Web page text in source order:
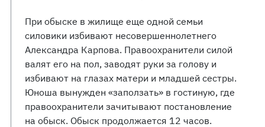
При обыске в жилище еще одной семьи
силовики избивают несовершеннолетнего
Александра Карпова. Правоохранители силой
валят его на пол, заводят руки за голову и
избивают на глазах матери и младшей сестры.
Юноша вынужден «заползать» в гостиную, где
правоохранители зачитывают постановление
на обыск. Обыск продолжается 12 часов.